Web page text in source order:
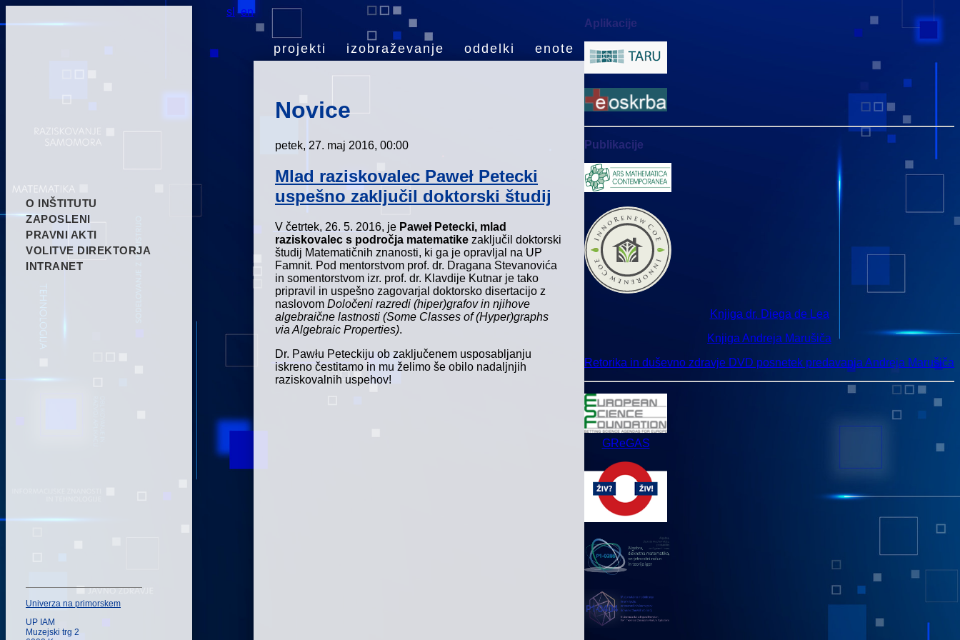
projekti izobraževanje oddelki enote
O INŠTITUTU
ZAPOSLENI
PRAVNI AKTI
VOLITVE DIREKTORJA
INTRANET
sl en
Univerza na primorskem
UP IAM
Muzejski trg 2
Novice
petek, 27. maj 2016, 00:00
Mlad raziskovalec Paweł Petecki
uspešno zaključil doktorski študij
V četrtek, 26. 5. 2016, je Paweł Petecki, mlad
raziskovalec s področja matematike zaključil doktorski
študij Matematičnih znanosti, ki ga je opravljal na UP
Famnit. Pod mentorstvom prof. dr. Dragana Stevanovića
in somentorstvom izr. prof. dr. Klavdije Kutnar je tako
pripravil in uspešno zagovarjal doktorsko disertacijo z
naslovom Določeni razredi (hiper)grafov in njihove
algebraične lastnosti (Some Classes of (Hyper)graphs
via Algebraic Properties).
Dr. Pawłu Peteckiju ob zaključenem usposabljanju
iskreno čestitamo in mu želimo še obilo nadaljnjih
raziskovalnih uspehov!
Aplikacije
Publikacije
Knjiga dr. Diega de Lea
Knjiga Andreja Marušiča
Retorika in duševno zdravje DVD posnetek predavanja Andreja Marušiča
GReGAS